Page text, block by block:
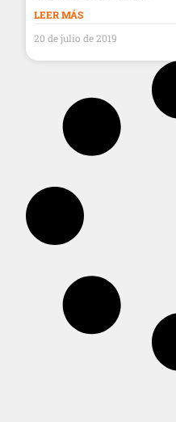
LEER MÁS
20 de julio de 2019